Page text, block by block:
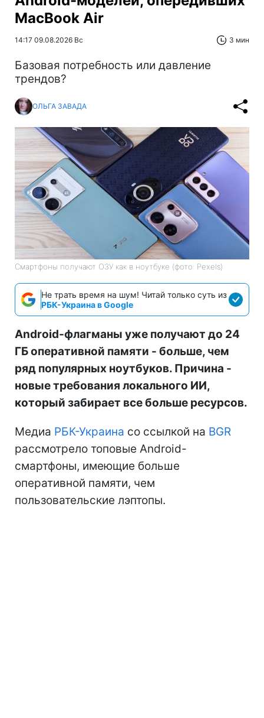
MacBook Air
14:17 09.08.2026 Вс 3 мин
Базовая потребность или давление
трендов?
ОЛЬГА ЗАВАДА
Смартфоны получают ОЗУ как в ноутбуке (фото: Pexels)
Не трать время на шум! Читай только суть из
РБК-Украина в Google
Android-флагманы уже получают до 24
ГБ оперативной памяти - больше, чем
ряд популярных ноутбуков. Причина -
новые требования локального ИИ,
который забирает все больше ресурсов.
Медиа РБК-Украина со ссылкой на BGR
рассмотрело топовые Android-
смартфоны, имеющие больше
оперативной памяти, чем
пользовательские лэптопы.